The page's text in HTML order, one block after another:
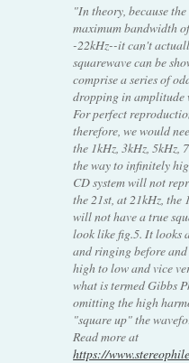
"In theory, because
maximum bandwidth
-22kHz--it can't
squarewave can be
comprise a series of
dropping in amplitude
For perfect
therefore, we would
the 1kHz, 3kHz, 5kHz,
the way to infinitely
CD system will not
the 21st, at 21kHz, the
will not have a true
look like fig.5. It looks
and ringing before
high to low and vice
what is termed Gibbs
omitting the high
"square up" the
Read more at
https://